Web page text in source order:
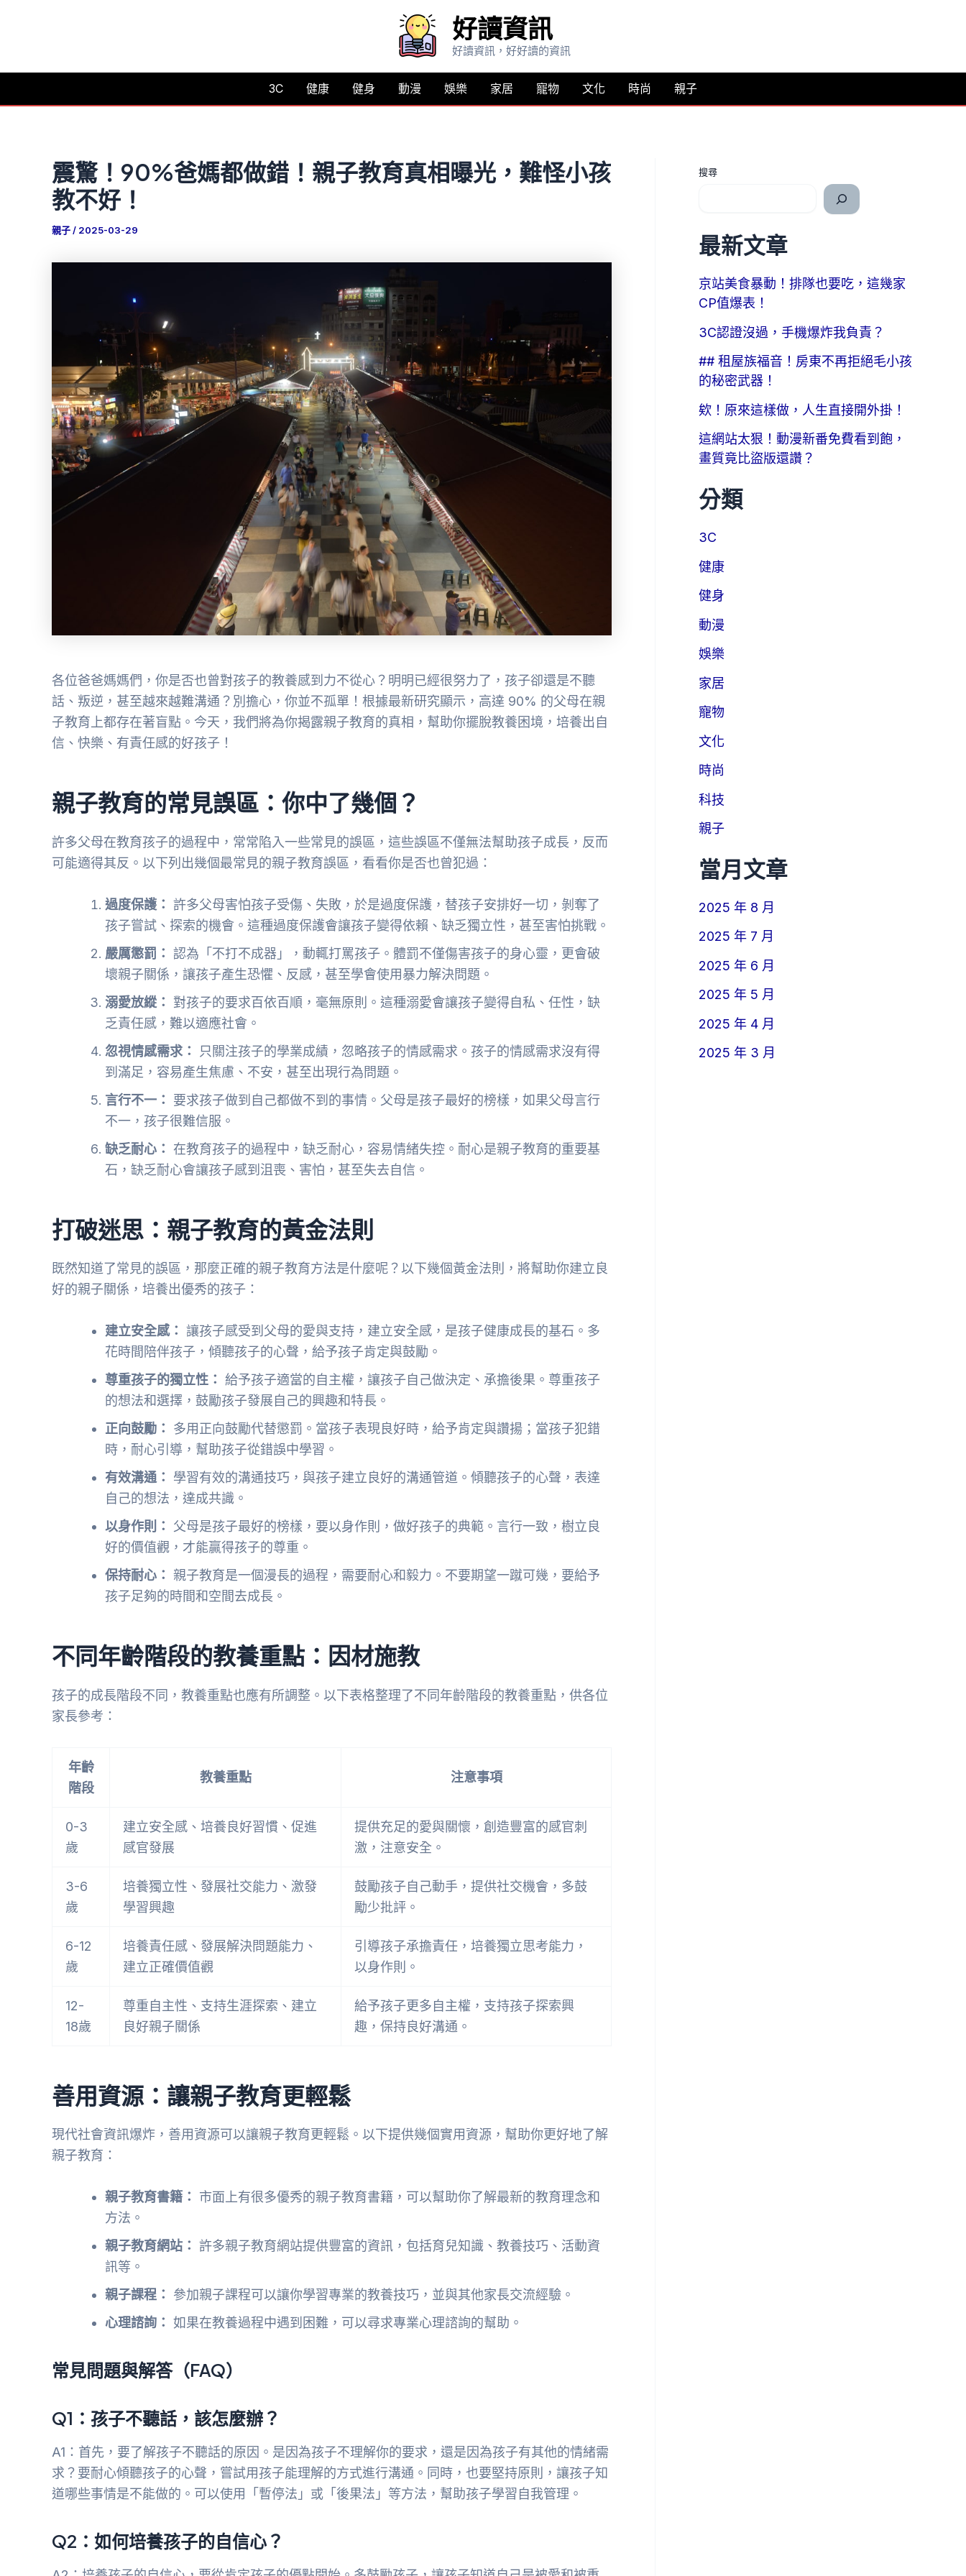
要
好讀資訊
好讀資訊，好好讀的資訊
3C 健康 健身 動漫 娛樂 家居 寵物 文化 時尚 親子
震驚！90%爸媽都做錯！親子教育真相曝光，難怪小孩
教不好！
親子/ 2025-03-29
各位爸爸媽媽們，你是否也曾對孩子的教養感到力不從心？明明已經很努力了，孩子卻還是不聽
話、叛逆，甚至越來越難溝通？別擔心，你並不孤單！根據最新研究顯示，高達 90% 的父母在親
子教育上都存在著盲點。今天，我們將為你揭露親子教育的真相，幫助你擺脫教養困境，培養出自
信、快樂、有責任感的好孩子！
親子教育的常見誤區：你中了幾個？
許多父母在教育孩子的過程中，常常陷入一些常見的誤區，這些誤區不僅無法幫助孩子成長，反而
可能適得其反。以下列出幾個最常見的親子教育誤區，看看你是否也曾犯過：
過度保護： 許多父母害怕孩子受傷、失敗，於是過度保護，替孩子安排好一切，剝奪了
孩子嘗試、探索的機會。這種過度保護會讓孩子變得依賴、缺乏獨立性，甚至害怕挑戰。
嚴厲懲罰： 認為「不打不成器」，動輒打罵孩子。體罰不僅傷害孩子的身心靈，更會破
壞親子關係，讓孩子產生恐懼、反感，甚至學會使用暴力解決問題。
溺愛放縱： 對孩子的要求百依百順，毫無原則。這種溺愛會讓孩子變得自私、任性，缺
乏責任感，難以適應社會。
忽視情感需求：
只關注孩子的學業成績，忽略孩子的情感需求。孩子的情感需求沒有得
到滿足，容易產生焦慮、不安，甚至出現行為問題。
言行不一：
要求孩子做到自己都做不到的事情。父母是孩子最好的榜樣，如果父母言行
不一，孩子很難信服。
缺乏耐心：
在教育孩子的過程中，缺乏耐心，容易情緒失控。耐心是親子教育的重要基
石，缺乏耐心會讓孩子感到沮喪、害怕，甚至失去自信。
打破迷思：親子教育的黃金法則
既然知道了常見的誤區，那麼正確的親子教育方法是什麼呢？以下幾個黃金法則，將幫助你建立良
好的親子關係，培養出優秀的孩子：
建立安全感： 讓孩子感受到父母的愛與支持，建立安全感，是孩子健康成長的基石。多
花時間陪伴孩子，傾聽孩子的心聲，給予孩子肯定與鼓勵。
尊重孩子的獨立性： 給予孩子適當的自主權，讓孩子自己做決定、承擔後果。尊重孩子
的想法和選擇，鼓勵孩子發展自己的興趣和特長。
正向鼓勵：
多用正向鼓勵代替懲罰。當孩子表現良好時，給予肯定與讚揚；當孩子犯錯
時，耐心引導，幫助孩子從錯誤中學習。
有效溝通：
學習有效的溝通技巧，與孩子建立良好的溝通管道。傾聽孩子的心聲，表達
自己的想法，達成共識。
以身作則：
父母是孩子最好的榜樣，要以身作則，做好孩子的典範。言行一致，樹立良
好的價值觀，才能贏得孩子的尊重。
保持耐心： 親子教育是一個漫長的過程，需要耐心和毅力。不要期望一蹴可幾，要給予
孩子足夠的時間和空間去成長。
不同年齡階段的教養重點：因材施教
孩子的成長階段不同，教養重點也應有所調整。以下表格整理了不同年齡階段的教養重點，供各位
家長參考：
年齡
階段
教養重點 注意事項
0-3
歲
建立安全感、培養良好習慣、促進
感官發展
提供充足的愛與關懷，創造豐富的感官刺
激，注意安全。
3-6
歲
培養獨立性、發展社交能力、激發
學習興趣
鼓勵孩子自己動手，提供社交機會，多鼓
勵少批評。
6-12
歲
培養責任感、發展解決問題能力、
建立正確價值觀
引導孩子承擔責任，培養獨立思考能力，
以身作則。
12-
18歲
尊重自主性、支持生涯探索、建立
良好親子關係
給予孩子更多自主權，支持孩子探索興
趣，保持良好溝通。
善用資源：讓親子教育更輕鬆
現代社會資訊爆炸，善用資源可以讓親子教育更輕鬆。以下提供幾個實用資源，幫助你更好地了解
親子教育：
親子教育書籍：
市面上有很多優秀的親子教育書籍，可以幫助你了解最新的教育理念和
方法。
親子教育網站： 許多親子教育網站提供豐富的資訊，包括育兒知識、教養技巧、活動資
訊等。
親子課程：
參加親子課程可以讓你學習專業的教養技巧，並與其他家長交流經驗。
心理諮詢： 如果在教養過程中遇到困難，可以尋求專業心理諮詢的幫助。
常見問題與解答（FAQ）
Q1：孩子不聽話，該怎麼辦？
A1：首先，要了解孩子不聽話的原因。是因為孩子不理解你的要求，還是因為孩子有其他的情緒需
求？要耐心傾聽孩子的心聲，嘗試用孩子能理解的方式進行溝通。同時，也要堅持原則，讓孩子知
道哪些事情是不能做的。可以使用「暫停法」或「後果法」等方法，幫助孩子學習自我管理。
Q2：如何培養孩子的自信心？
搜尋
最新文章
京站美食暴動！排隊也要吃，這幾家
CP值爆表！
3C認證沒過，手機爆炸我負責？
## 租屋族福音！房東不再拒絕毛小孩
的秘密武器！
欸！原來這樣做，人生直接開外掛！
這網站太狠！動漫新番免費看到飽，
畫質竟比盜版還讚？
分類
3C
健康
健身
動漫
娛樂
家居
寵物
文化
時尚
科技
親子
當月文章
2025 年 8 月
2025 年 7 月
2025 年 6 月
2025 年 5 月
2025 年 4 月
2025 年 3 月